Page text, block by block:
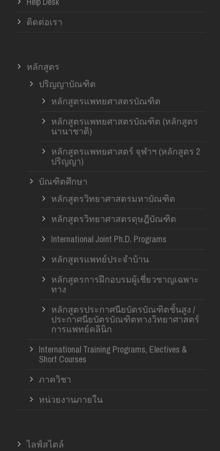
ติดต่อเรา
หลักสูตร
ปริญญาบัณฑิต
หลักสูตรแพทยศาสตรบัณฑิต
หลักสูตรแพทยศาสตรบัณฑิต (หลักสูตร
นานาชาติ)
หลักสูตรแพทยศาสตร์ จุฬาฯ (หลักสูตร 2
ปริญญา)
บัณฑิตศึกษา
หลักสูตรวิทยาศาสตรมหาบัณฑิต
หลักสูตรวิทยาศาสตรดุษฎีบัณฑิต
International Joint Ph.D. Programs
หลักสูตรแพทย์ประจำบ้าน
หลักสูตรการฝึกอบรมผู้เชี่ยวชาญเฉพาะ
ทาง
หลักสูตรประกาศนียบัตรบัณฑิตชั้นสูง /
ประกาศนียบัตรบัณฑิตทางวิทยาศาสตร์
การแพทย์คลินิก
International Training Programs, Electives &
Short Courses
ภาควิชา
หน่วยงานภายใน
ไลฟ์สไตล์